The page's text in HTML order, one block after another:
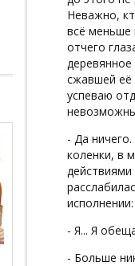
Неважно,
всё меньше
отчего
сжавшей её
успеваю
- Да
коленки, в
исполнении:
- Я... Я
- Больше